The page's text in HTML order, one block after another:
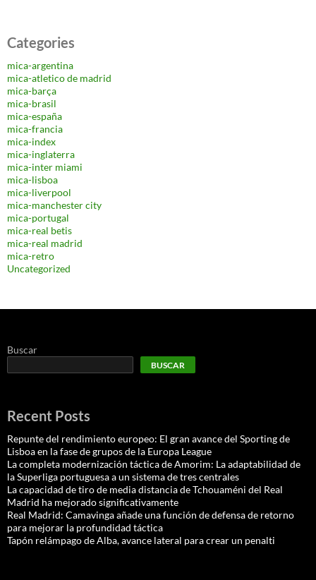
Categories
mica-argentina
mica-atletico de madrid
mica-barça
mica-brasil
mica-españa
mica-francia
mica-index
mica-inglaterra
mica-inter miami
mica-lisboa
mica-liverpool
mica-manchester city
mica-portugal
mica-real betis
mica-real madrid
mica-retro
Uncategorized
Buscar
BUSCAR
Recent Posts
Repunte del rendimiento europeo: El gran avance del Sporting de
Lisboa en la fase de grupos de la Europa League
La completa modernización táctica de Amorim: La adaptabilidad de
la Superliga portuguesa a un sistema de tres centrales
La capacidad de tiro de media distancia de Tchouaméni del Real
Madrid ha mejorado significativamente
Real Madrid: Camavinga añade una función de defensa de retorno
para mejorar la profundidad táctica
Tapón relámpago de Alba, avance lateral para crear un penalti